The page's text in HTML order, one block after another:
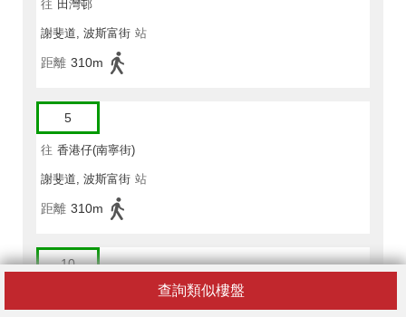
查詢類似樓盤
往 田灣邨
謝斐道, 波斯富街 站
距離 310m
5
往 香港仔(南寧街)
謝斐道, 波斯富街 站
距離 310m
10
數碼港公共運輸交匯處